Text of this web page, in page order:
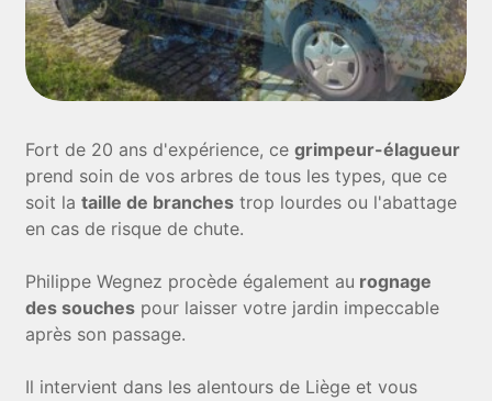
Fort de 20 ans d'expérience, cegrimpeur-élagueur
prend soin de vos arbres de tous les types, que ce
soit lataille de branches trop lourdes ou l'abattage
en cas de risque de chute.
Philippe Wegnez procède également au rognage
des souches pour laisser votre jardin impeccable
après son passage.
Il intervient dans les alentours de Liège et vous